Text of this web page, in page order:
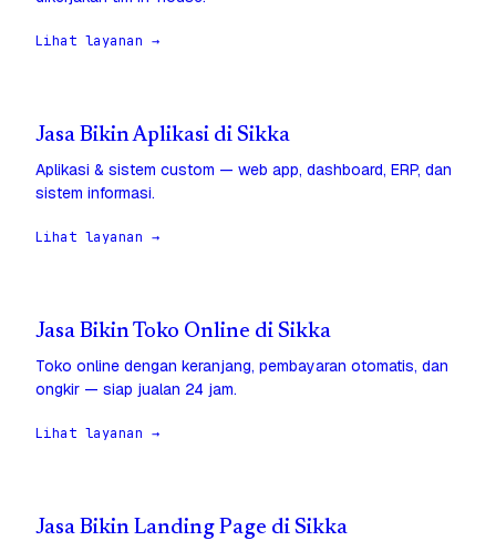
Lihat layanan →
Jasa Bikin Aplikasi di Sikka
Aplikasi & sistem custom — web app, dashboard, ERP, dan
sistem informasi.
Lihat layanan →
Jasa Bikin Toko Online di Sikka
Toko online dengan keranjang, pembayaran otomatis, dan
ongkir — siap jualan 24 jam.
Lihat layanan →
Jasa Bikin Landing Page di Sikka